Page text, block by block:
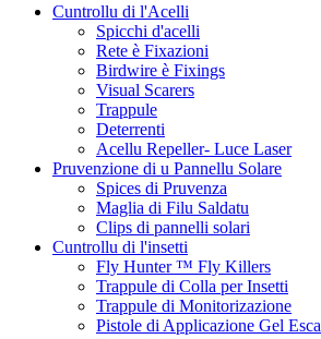
Cuntrollu di l'Acelli
Spicchi d'acelli
Rete è Fixazioni
Birdwire è Fixings
Visual Scarers
Trappule
Deterrenti
Acellu Repeller- Luce Laser
Pruvenzione di u Pannellu Solare
Spices di Pruvenza
Maglia di Filu Saldatu
Clips di pannelli solari
Cuntrollu di l'insetti
Fly Hunter ™ Fly Killers
Trappule di Colla per Insetti
Trappule di Monitorizazione
Pistole di Applicazione Gel Esca